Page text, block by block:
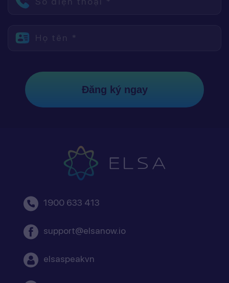
Họ tên *
Đăng ký ngay
1900 633 413
support@elsanow.io
elsaspeakvn